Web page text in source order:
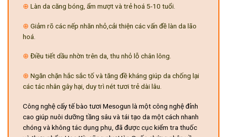
⊕ Làn da căng bóng, ẩm mượt và trẻ hoá 5-10 tuổi.
⊕ Giảm rõ các nếp nhăn nhỏ,cải thiện các vấn đề làn da lão
hoá.
⊕ Điều tiết dầu nhờn trên da, thu nhỏ lỗ chân lông.
⊕ Ngăn chặn hắc sắc tố và tăng đề kháng giúp da chống lại
các tác nhân gây hại, duy trì nét tươi trẻ dài lâu.
Công nghệ cấy tế bào tươi Mesogun là một công nghệ đỉnh
cao giúp nuôi dưỡng tầng sâu và tái tạo da một cách nhanh
chóng và không tác dụng phụ, đã được cục kiểm tra thuốc